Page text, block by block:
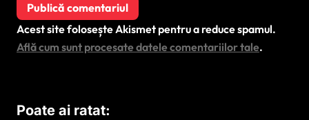
Acest site folosește Akismet pentru a reduce spamul.
Află cum sunt procesate datele comentariilor tale.
Poate ai ratat: